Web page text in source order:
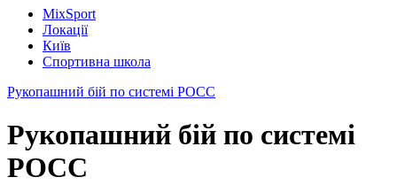
MixSport
Локації
Київ
Спортивна школа
Рукопашний бій по системі РОСС
Рукопашний бій по системі
РОСС